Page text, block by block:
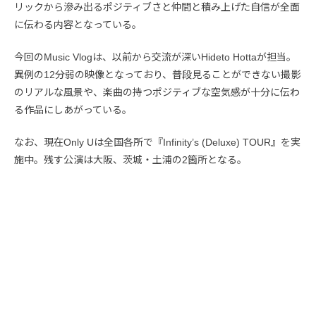
リックから滲み出るポジティブさと仲間と積み上げた自信が全面
に伝わる内容となっている。
今回のMusic Vlogは、以前から交流が深いHideto Hottaが担当。
異例の12分弱の映像となっており、普段見ることができない撮影
のリアルな風景や、楽曲の持つポジティブな空気感が十分に伝わ
る作品にしあがっている。
なお、現在Only Uは全国各所で『Infinity’s (Deluxe) TOUR』を実
施中。残す公演は大阪、茨城・土浦の2箇所となる。